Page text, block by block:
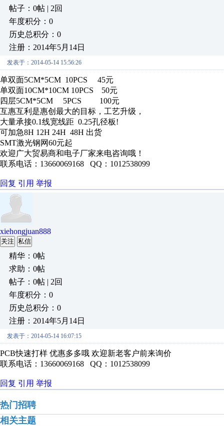
帖子：0帖 | 2回
年度积分：0
历史总积分：0
注册：2014年5月14日
发表于：2014-05-14 15:56:26
单双面5CM*5CM 10PCS 45元
单双面10CM*10CM 10PCS 50元
四层5CM*5CM 5PCS 100元
互惠互利是惠创最大的目标，工艺升级，
大量承接0.1线宽线距 0.25孔径板!
可加急8H 12H 24H 48H 出货
SMT激光钢网60元起
欢迎广大贸易商和电子厂家来电咨询哦！
联系电话：13660069168 QQ：1012538099
回复 引用 举报
xiehongjuan888
关注 私信
精华：0帖
求助：0帖
帖子：0帖 | 2回
年度积分：0
历史总积分：0
注册：2014年5月14日
发表于：2014-05-14 16:07:15
PCB快速打样 优惠多多哦 欢迎新老客户前来询价
联系电话：13660069168 QQ：1012538099
回复 引用 举报
热门招聘
相关主题